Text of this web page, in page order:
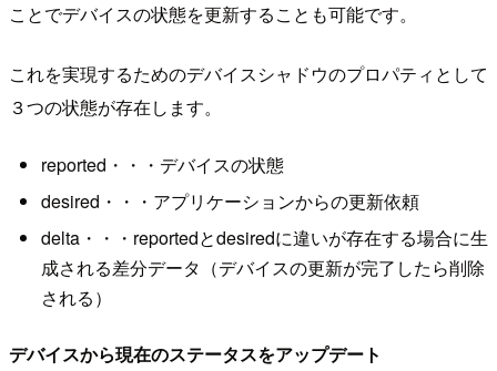
ことでデバイスの状態を更新することも可能です。
これを実現するためのデバイスシャドウのプロパティとして
３つの状態が存在します。
reported・・・デバイスの状態
desired・・・アプリケーションからの更新依頼
delta・・・reportedとdesiredに違いが存在する場合に生
成される差分データ（デバイスの更新が完了したら削除
される）
デバイスから現在のステータスをアップデート